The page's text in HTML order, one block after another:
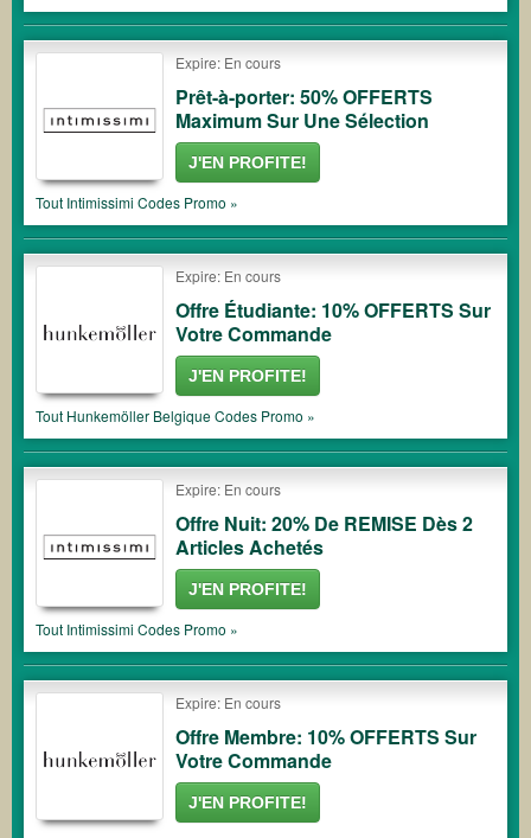
Expire: En cours
Prêt-à-porter: 50% OFFERTS
Maximum Sur Une Sélection
J'EN PROFITE!
Tout Intimissimi Codes Promo »
Expire: En cours
Offre Étudiante: 10% OFFERTS Sur
Votre Commande
J'EN PROFITE!
Tout Hunkemöller BelgiqueCodes Promo »
Expire: En cours
Offre Nuit: 20% De REMISE Dès 2
Articles Achetés
J'EN PROFITE!
Tout Intimissimi Codes Promo »
Expire: En cours
Offre Membre: 10% OFFERTS Sur
Votre Commande
J'EN PROFITE!